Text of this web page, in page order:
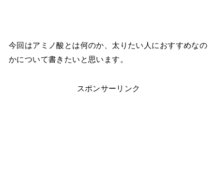
今回はアミノ酸とは何のか、太りたい人におすすめなの
かについて書きたいと思います。
スポンサーリンク